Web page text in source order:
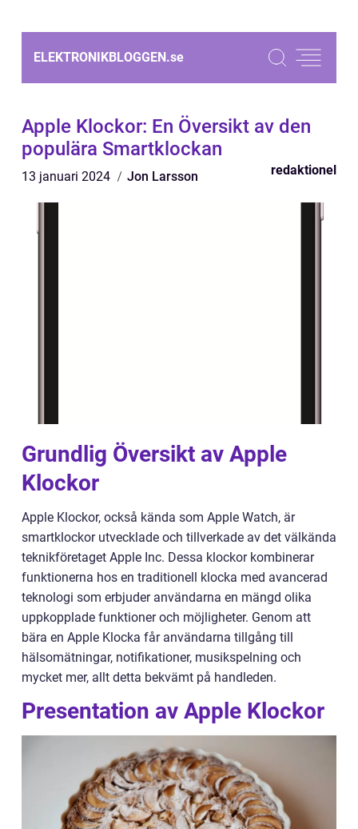
ELEKTRONIKBLOGGEN.se
Apple Klockor: En Översikt av den
populära Smartklockan
13 januari 2024 Jon Larsson redaktionel
Grundlig Översikt av Apple
Klockor
Apple Klockor, också kända som Apple Watch, är
smartklockor utvecklade och tillverkade av det välkända
teknikföretaget Apple Inc. Dessa klockor kombinerar
funktionerna hos en traditionell klocka med avancerad
teknologi som erbjuder användarna en mängd olika
uppkopplade funktioner och möjligheter. Genom att
bära en Apple Klocka får användarna tillgång till
hälsomätningar, notifikationer, musikspelning och
mycket mer, allt detta bekvämt på handleden.
Presentation av Apple Klockor